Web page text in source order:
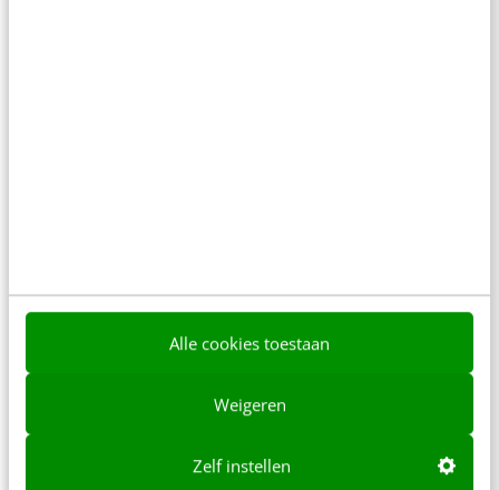
Alle cookies toestaan
Weigeren
Zelf instellen
of model te registreren.